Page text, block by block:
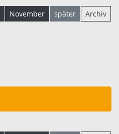
November später Archiv